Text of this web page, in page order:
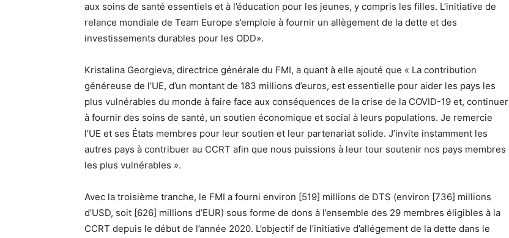
aux soins de santé essentiels et à l’éducation pour les jeunes, y compris les filles. L’initiative de
relance mondiale de Team Europe s’emploie à fournir un allègement de la dette et des
investissements durables pour les ODD».
Kristalina Georgieva, directrice générale du FMI, a quant à elle ajouté que « La contribution
généreuse de l’UE, d’un montant de 183 millions d’euros, est essentielle pour aider les pays les
plus vulnérables du monde à faire face aux conséquences de la crise de la COVID-19 et, continuer
à fournir des soins de santé, un soutien économique et social à leurs populations. Je remercie
l’UE et ses États membres pour leur soutien et leur partenariat solide. J’invite instamment les
autres pays à contribuer au CCRT afin que nous puissions à leur tour soutenir nos pays membres
les plus vulnérables ».
Avec la troisième tranche, le FMI a fourni environ [519] millions de DTS (environ [736] millions
d’USD, soit [626] millions d’EUR) sous forme de dons à l’ensemble des 29 membres éligibles à la
CCRT depuis le début de l’année 2020. L’objectif de l’initiative d’allégement de la dette dans le